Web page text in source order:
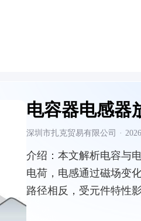
电容器电感器
深圳市扎克贸易有限公司 ·
介绍： 本文解析电容与
电荷，电感通过磁场变
路径相反，受元件特性影